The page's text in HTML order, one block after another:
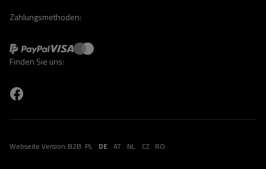
Zahlungsmethoden:
Finden Sie uns:
Webseite Version:B2B PL DE AT NL CZ RO